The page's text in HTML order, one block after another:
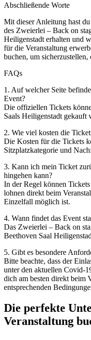
Abschließende Worte
Mit dieser Anleitung hast
des Zweierlei – Back on
Heiligenstadt erhalten und
für die Veranstaltung
buchen, um sicherzustellen,
FAQs
1. Auf welcher Seite
Event?
Die offiziellen Tickets
Saals Heiligenstadt gekauft
2. Wie viel kosten die
Die Kosten für die Tickets
Sitzplatzkategorie und
3. Kann ich mein Ticket
hingehen kann?
In der Regel können
lohnen direkt beim
Einzelfall möglich ist.
4. Wann findet das Event
Das Zweierlei – Back on
Beethoven Saal
5. Gibt es besondere
Bitte beachte, dass der
unter den aktuellen Covid-
dich am besten direkt beim
entsprechenden
Die perfekte
Veranstaltung